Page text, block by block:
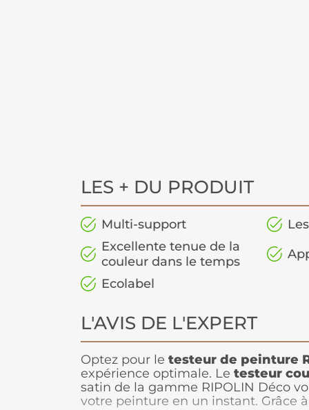
LES + DU PRODUIT
Multi-support
Excellente tenue de la
couleur dans le temps
Ecolabel
L'AVIS DE L'EXPERT
Optez pour le testeur de peinture
expérience optimale. Le testeur
satin de la gamme RIPOLIN Déco
votre peinture en un instant. Grâce